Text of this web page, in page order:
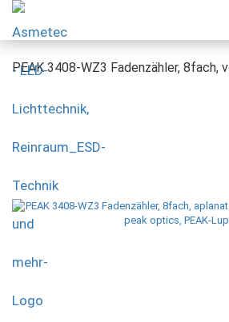
PEAK 3408-WZ3 Fadenzähler, 8fach,